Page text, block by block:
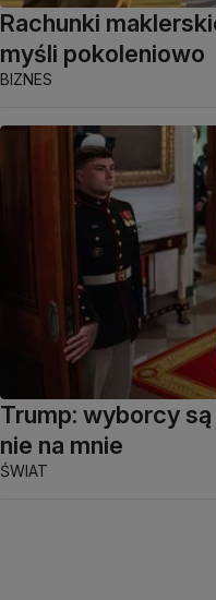
Rachunki
myśli pokoleniowo
BIZNES
Trump: wyborcy
nie na mnie
ŚWIAT